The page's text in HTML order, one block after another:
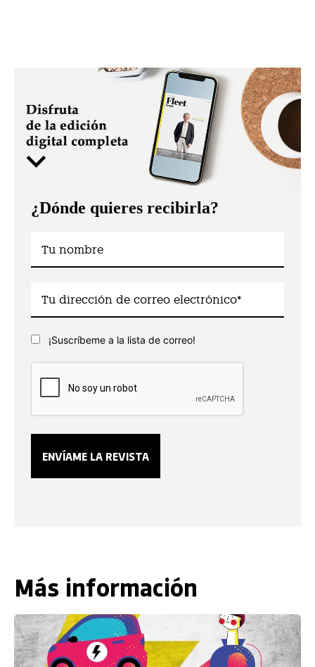
¿Dónde quieres recibirla?
¡Suscríbeme a la lista de correo!
Más información